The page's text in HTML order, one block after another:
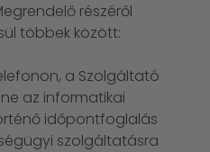
részéről
többek között:
a Szolgáltató
az informatikai
időpontfoglalás
szolgáltatásra